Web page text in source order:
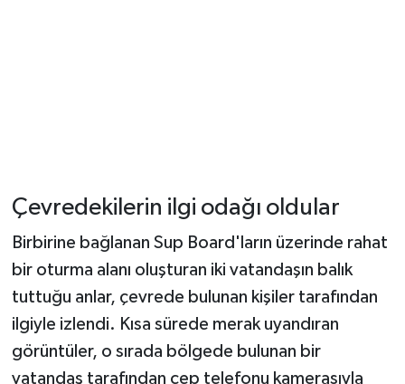
Çevredekilerin ilgi odağı oldular
Birbirine bağlanan Sup Board'ların üzerinde rahat
bir oturma alanı oluşturan iki vatandaşın balık
tuttuğu anlar, çevrede bulunan kişiler tarafından
ilgiyle izlendi. Kısa sürede merak uyandıran
görüntüler, o sırada bölgede bulunan bir
vatandaş tarafından cep telefonu kamerasıyla